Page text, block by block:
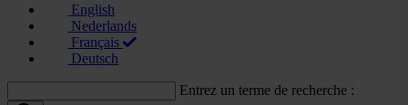
English
Nederlands
Français
Deutsch
Entrez un terme de recherche :